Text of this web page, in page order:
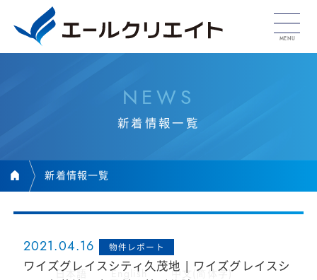
日本語 English 中文(简体字)
新着情報一 覧
N EWS
新着情報一覧
2021.04.16 物件レポート
ワイズグレイスシティ久茂地 | ワイズグレイスシ